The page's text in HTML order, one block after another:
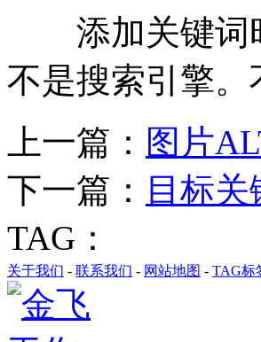
添加关键词时
不是搜索引擎
上一篇： 图片
下一篇： 目标
TAG：
关于我们 - 联系我们 - 网站地图 - TAG标